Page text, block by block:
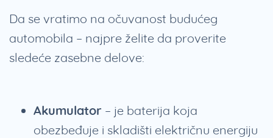
Da se vratimo na očuvanost budućeg
automobila – najpre želite da proverite
sledeće zasebne delove:
Akumulator – je baterija koja
obezbeđuje i skladišti električnu energiju